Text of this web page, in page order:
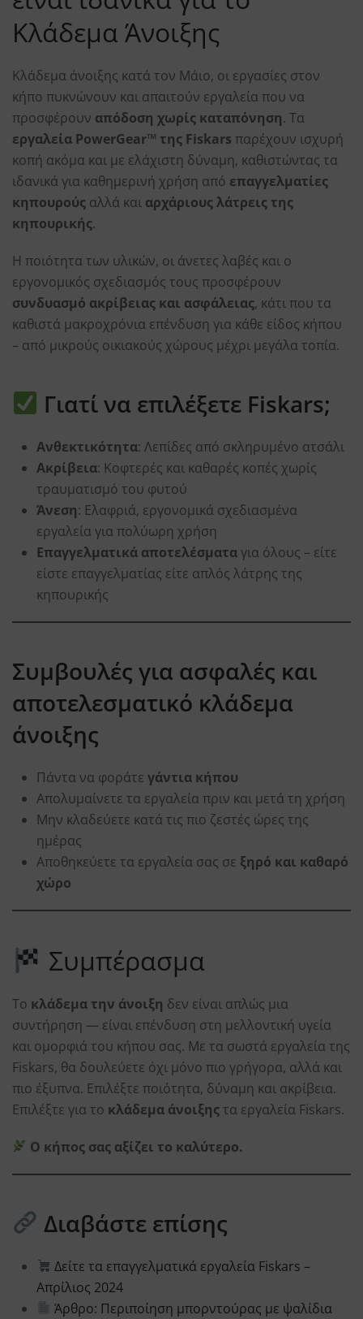
Κλάδεμα Άνοιξης
Κλάδεμα άνοιξης κατά τον Μάιο, οι εργασίες στον
κήπο πυκνώνουν και απαιτούν εργαλεία που να
προσφέρουν απόδοση χωρίς καταπόνηση. Τα
εργαλεία PowerGear™ της Fiskars παρέχουν ισχυρή
κοπή ακόμα και με ελάχιστη δύναμη, καθιστώντας τα
ιδανικά για καθημερινή χρήση από επαγγελματίες
κηπουρούς αλλά και αρχάριους λάτρεις της
κηπουρικής.
Η ποιότητα των υλικών, οι άνετες λαβές και ο
εργονομικός σχεδιασμός τους προσφέρουν
συνδυασμό ακρίβειας και ασφάλειας, κάτι που τα
καθιστά μακροχρόνια επένδυση για κάθε είδος κήπου
– από μικρούς οικιακούς χώρους μέχρι μεγάλα τοπία.
Γιατί να επιλέξετε Fiskars;
Ανθεκτικότητα: Λεπίδες από σκληρυμένο ατσάλι
Ακρίβεια: Κοφτερές και καθαρές κοπές χωρίς
τραυματισμό του φυτού
Άνεση: Ελαφριά, εργονομικά σχεδιασμένα
εργαλεία για πολύωρη χρήση
Επαγγελματικά αποτελέσματαγια όλους – είτε
είστε επαγγελματίας είτε απλός λάτρης της
κηπουρικής
Συμβουλές για ασφαλές και
αποτελεσματικό κλάδεμα
άνοιξης
Πάντα να φοράτε γάντια κήπου
Απολυμαίνετε τα εργαλεία πριν και μετά τη χρήση
Μην κλαδεύετε κατά τις πιο ζεστές ώρες της
ημέρας
Αποθηκεύετε τα εργαλεία σας σε ξηρό και καθαρό
χώρο
Συμπέρασμα
Το κλάδεμα την άνοιξη δεν είναι απλώς μια
συντήρηση — είναι επένδυση στη μελλοντική υγεία
και ομορφιά του κήπου σας. Με τα σωστά εργαλεία της
Fiskars, θα δουλεύετε όχι μόνο πιο γρήγορα, αλλά και
πιο έξυπνα. Επιλέξτε ποιότητα, δύναμη και ακρίβεια.
Επιλέξτε για το κλάδεμα άνοιξηςτα εργαλεία Fiskars.
Ο κήπος σας αξίζει το καλύτερο.
Διαβάστε επίσης
Δείτε τα επαγγελματικά εργαλεία Fiskars –
Απρίλιος 2024
Άρθρο: Περιποίηση μπορντούρας με ψαλίδια